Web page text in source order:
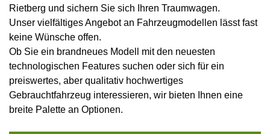
Rietberg und sichern Sie sich Ihren Traumwagen.
Unser vielfältiges Angebot an Fahrzeugmodellen lässt fast
keine Wünsche offen.
Ob Sie ein brandneues Modell mit den neuesten
technologischen Features suchen oder sich für ein
preiswertes, aber qualitativ hochwertiges
Gebrauchtfahrzeug interessieren, wir bieten Ihnen eine
breite Palette an Optionen.